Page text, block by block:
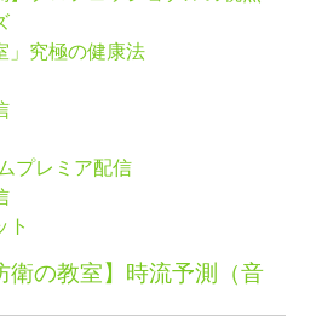
」究極の健康法
プレミア配信
ト
衛の教室】時流予測（音